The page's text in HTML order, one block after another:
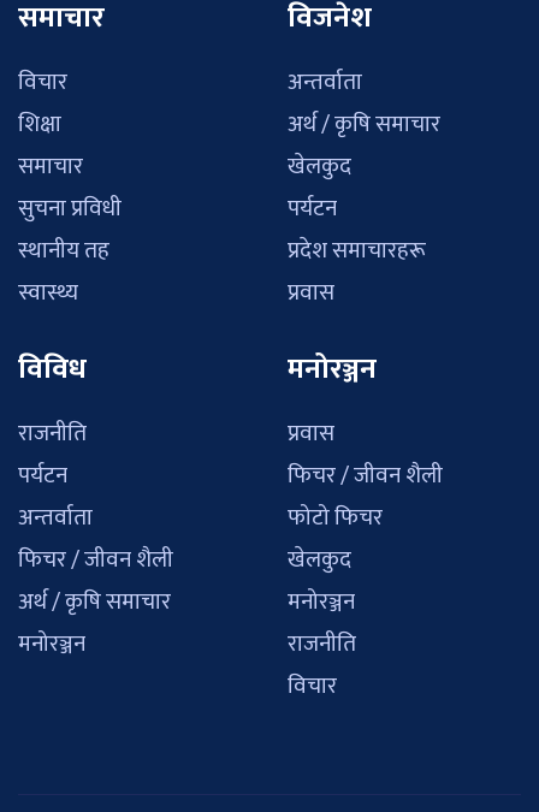
समाचार
विचार
शिक्षा
समाचार
सुचना प्रविधी
स्थानीय तह
स्वास्थ्य
विजनेश
अन्तर्वाता
अर्थ / कृषि समाचार
खेलकुद
पर्यटन
प्रदेश समाचारहरू
प्रवास
विविध
राजनीति
पर्यटन
अन्तर्वाता
फिचर / जीवन शैली
अर्थ / कृषि समाचार
मनोरञ्जन
मनोरञ्जन
प्रवास
फिचर / जीवन शैली
फोटो फिचर
खेलकुद
मनोरञ्जन
राजनीति
विचार